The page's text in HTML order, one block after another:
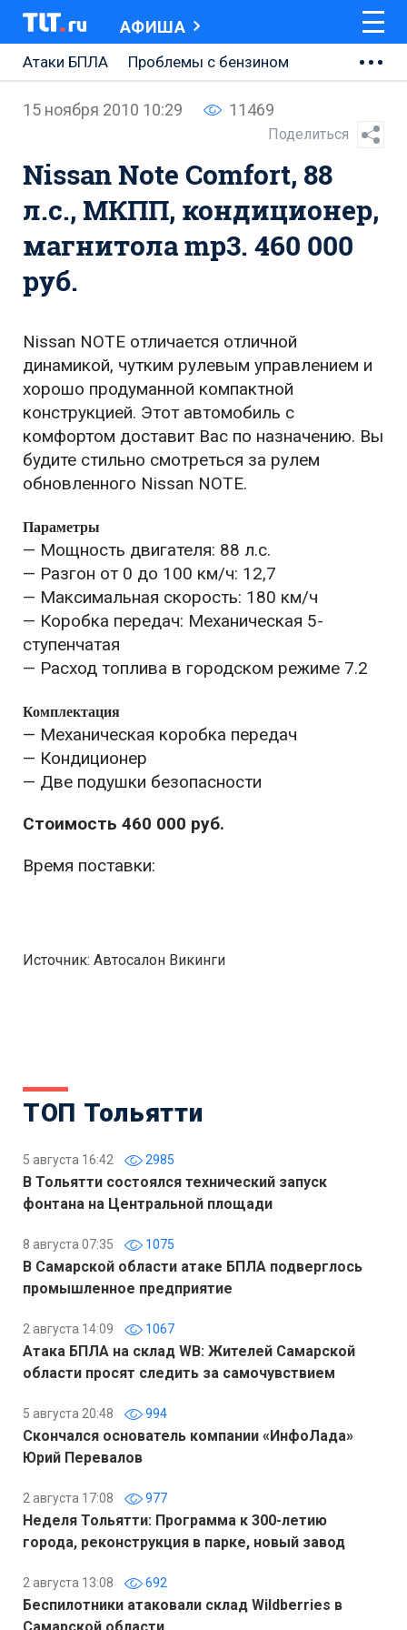
АФИША
Атаки БПЛА
Проблемы с бензином
АВТОВАЗ
Ремонт Обводного шоссе
Набережная Тольятти
Неделя Тольятти
15 ноября 2010 10:29 11469
Поделиться
Nissan Note Comfort, 88
л.с., МКПП, кондиционер,
магнитола mp3. 460 000
руб.
Nissan NOTE отличается отличной
динамикой, чутким рулевым управлением и
хорошо продуманной компактной
конструкцией. Этот автомобиль с
комфортом доставит Вас по назначению. Вы
будите стильно смотреться за рулем
обновленного Nissan NOTE.
Параметры
— Мощность двигателя: 88 л.с.
— Разгон от 0 до 100 км/ч: 12,7
— Максимальная скорость: 180 км/ч
— Коробка передач: Механическая 5-
ступенчатая
— Расход топлива в городском режиме 7.2
Комплектация
— Механическая коробка передач
— Кондиционер
— Две подушки безопасности
Стоимость 460 000 руб.
Время поставки:
Источник: Автосалон Викинги
ТОП Тольятти
5 августа 16:42 2985
В Тольятти состоялся технический запуск
фонтана на Центральной площади
8 августа 07:35 1075
В Самарской области атаке БПЛА подверглось
промышленное предприятие
2 августа 14:09 1067
Атака БПЛА на склад WB: Жителей Самарской
области просят следить за самочувствием
5 августа 20:48 994
Скончался основатель компании «ИнфоЛада»
Юрий Перевалов
2 августа 17:08 977
Неделя Тольятти: Программа к 300-летию
города, реконструкция в парке, новый завод
2 августа 13:08 692
Беспилотники атаковали склад Wildberries в